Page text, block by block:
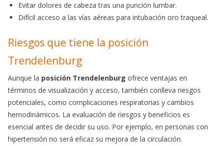
Evitar dolores de cabeza tras una punción lumbar.
Difícil acceso a las vías aéreas para intubación oro traqueal.
Riesgos que tiene la posición
Trendelenburg
Aunque la posición Trendelenburg ofrece ventajas en
términos de visualización y acceso, también conlleva riesgos
potenciales, como complicaciones respiratorias y cambios
hemodinámicos. La evaluación de riesgos y beneficios es
esencial antes de decidir su uso. Por ejemplo, en personas con
hipertensión no será eficaz su mejora de la circulación.